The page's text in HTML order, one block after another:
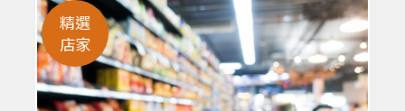
精選
店家